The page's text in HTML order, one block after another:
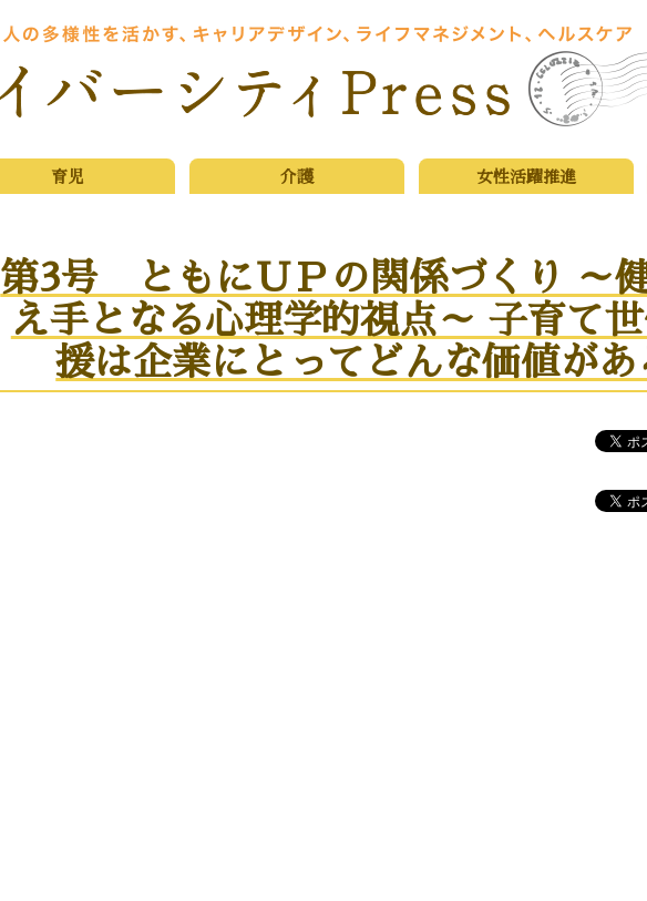
育児 介護 女性活躍推進
第3号 ともにＵＰの関係づくり ～
え手となる心理学的視点～ 子育て
援は企業にとってどんな価値があ